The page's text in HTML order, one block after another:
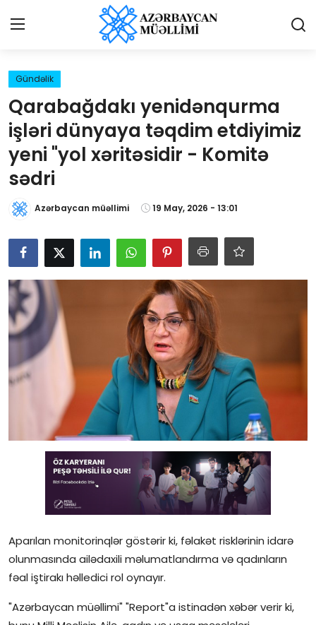
Giriş
Qəzetə elan ver
Əlaqə
Haqqımızda
Reklam və elan
Biz kimik?
Bütün xəbərlər
Gündəlik
Rəsmi
Təhsil
Müsahibə
Elm və innovasiya
Pedaqogika
Regionlar
Gündəlik
Qarabağdakı yenidənqurma
işləri dünyaya təqdim etdiyimiz
yeni "yol xəritəsidir - Komitə
sədri
Azərbaycan müəllimi 19 May, 2026 - 13:01
Aparılan monitorinqlər göstərir ki, fəlakət risklərinin idarə
olunmasında ailədaxili məlumatlandırma və qadınların
fəal iştirakı həlledici rol oynayır.
"Azərbaycan müəllimi" "Report"a istinadən xəbər verir ki,